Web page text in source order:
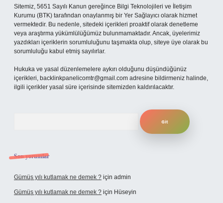
Sitemiz, 5651 Sayılı Kanun gereğince Bilgi Teknolojileri ve İletişim
Kurumu (BTK) tarafından onaylanmış bir Yer Sağlayıcı olarak hizmet
vermektedir. Bu nedenle, sitedeki içerikleri proaktif olarak denetleme
veya araştırma yükümlülüğümüz bulunmamaktadır. Ancak, üyelerimiz
yazdıkları içeriklerin sorumluluğunu taşımakta olup, siteye üye olarak bu
sorumluluğu kabul etmiş sayılırlar.
Hukuka ve yasal düzenlemelere aykırı olduğunu düşündüğünüz
içerikleri, backlinkpanelicomtr@gmail.com adresine bildirmeniz halinde,
ilgili içerikler yasal süre içerisinde sitemizden kaldırılacaktır.
Son yorumlar
Gümüş yılı kutlamak ne demek ? için admin
Gümüş yılı kutlamak ne demek ? için Hüseyin